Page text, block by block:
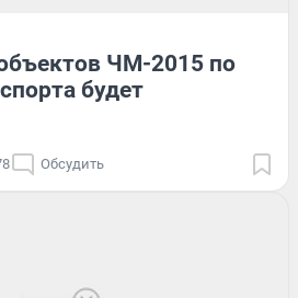
ЧМ-2015 по
будет
Обсудить